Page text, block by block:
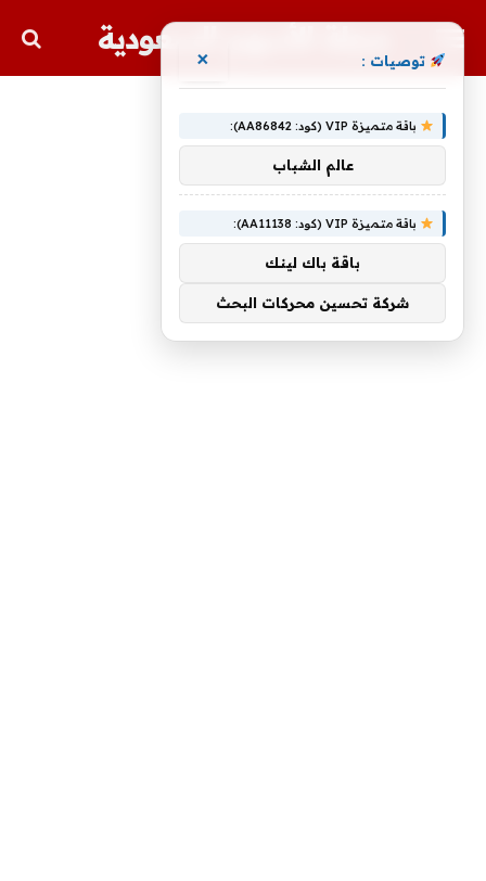
مجلة الأسهم السعودية
توصيات : ×
باقة متميزة VIP (كود: AA86842):
عالم الشباب
باقة متميزة VIP (كود: AA11138):
باقة باك لينك
شركة تحسين محركات البحث